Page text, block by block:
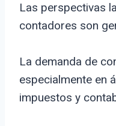
Las perspectivas
contadores son
La demanda de
especialmente en
impuestos y